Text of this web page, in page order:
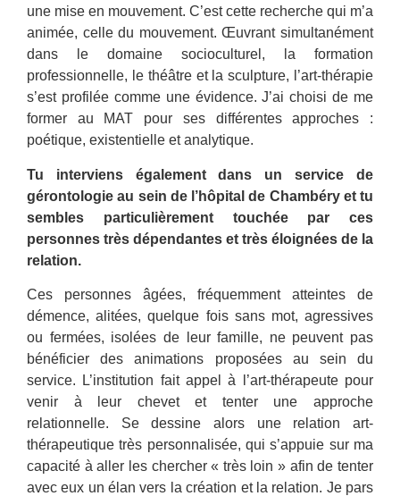
une mise en mouvement. C’est cette recherche qui m’a
animée, celle du mouvement. Œuvrant simultanément
dans le domaine socioculturel, la formation
professionnelle, le théâtre et la sculpture, l’art-thérapie
s’est profilée comme une évidence. J’ai choisi de me
former au MAT pour ses différentes approches :
poétique, existentielle et analytique.
Tu interviens également dans un service de
gérontologie au sein de l’hôpital de Chambéry et tu
sembles particulièrement touchée par ces
personnes très dépendantes et très éloignées de la
relation.
Ces personnes âgées, fréquemment atteintes de
démence, alitées, quelque fois sans mot, agressives
ou fermées, isolées de leur famille, ne peuvent pas
bénéficier des animations proposées au sein du
service. L’institution fait appel à l’art-thérapeute pour
venir à leur chevet et tenter une approche
relationnelle. Se dessine alors une relation art-
thérapeutique très personnalisée, qui s’appuie sur ma
capacité à aller les chercher « très loin » afin de tenter
avec eux un élan vers la création et la relation. Je pars